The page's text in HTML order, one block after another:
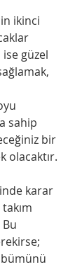
güzel
sahip
bir
olacaktır.
karar